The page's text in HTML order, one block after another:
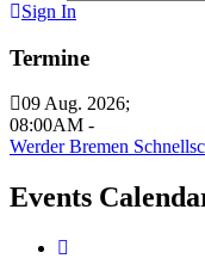
Sign In
Termine
09 Aug. 2026;
08:00AM -
Werder Bremen
Events